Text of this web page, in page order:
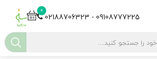
0
02188706323 - 09108777225